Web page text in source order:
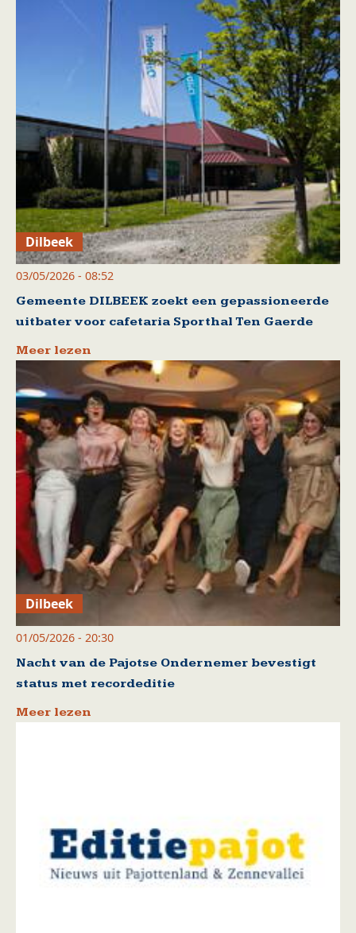
Dilbeek
03/05/2026 - 08:52
Gemeente DILBEEK zoekt een gepassioneerde
uitbater voor cafetaria Sporthal Ten Gaerde
Meer lezen
Dilbeek
01/05/2026 - 20:30
Nacht van de Pajotse Ondernemer bevestigt
status met recordeditie
Meer lezen